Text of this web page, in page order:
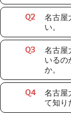
Q2
名古屋
い。
Q3
名古屋
いるの
か。
Q4
名古屋
て知り